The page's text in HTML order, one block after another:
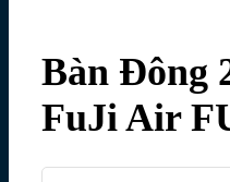
Bàn Đông
FuJi Air